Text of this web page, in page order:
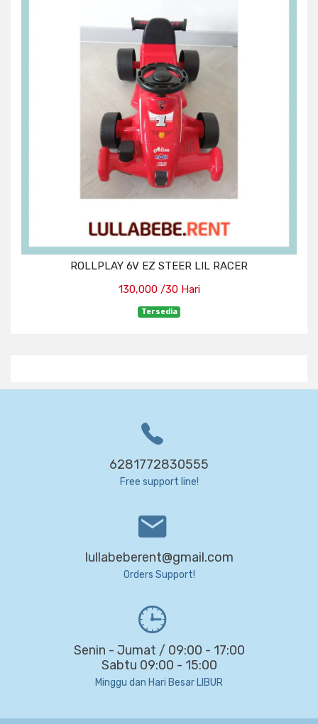
ROLLPLAY 6V EZ STEER LIL RACER
130,000 /30 Hari
Tersedia
6281772830555
Free support line!
lullabeberent@gmail.com
Orders Support!
Senin - Jumat / 09:00 - 17:00
Sabtu 09:00 - 15:00
Minggu dan Hari Besar LIBUR